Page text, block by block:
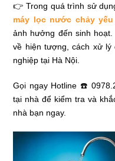
👉 Trong quá trình sử
máy lọc nước chảy yếu
ảnh hưởng đến sinh
về hiện tượng, cách xử lý
nghiệp tại Hà Nội.
Gọi ngay Hotline ☎️
tại nhà để kiểm tra và
nhà bạn ngay.